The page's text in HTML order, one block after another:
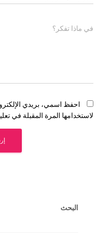
في ماذا تفكر؟
احفظ اسمي، بريدي
لاستخدامها المرة المقبلة في
البحث